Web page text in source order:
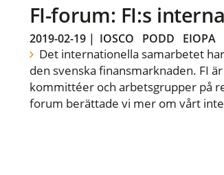
FI-forum: FI:s
2019-02-19| IOSCO PODD EIOPA
Det internationella samarbetet
den svenska finansmarknaden. FI
kommittéer och arbetsgrupper på
forum berättade vi mer om vårt